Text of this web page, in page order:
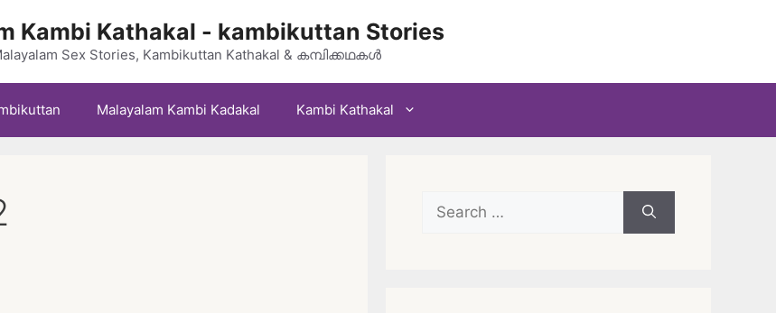
Kambi Kathakal - kambikuttan Stories
Sex Stories, Kambikuttan Kathakal & കമ്പിക്കഥകൾ
Malayalam Kambi Kadakal Kambi Kathakal
Search
for: